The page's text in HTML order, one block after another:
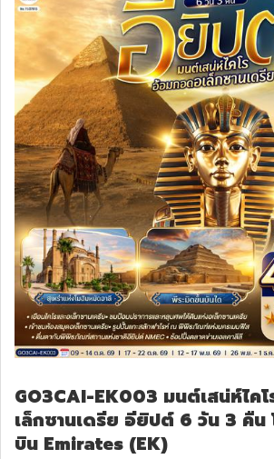
GO3CAI-EK003 มนต์เสน่ห์ไค
เล็กซานเดรีย อียิปต์ 6 วัน 3 คืน
บิน Emirates (EK)